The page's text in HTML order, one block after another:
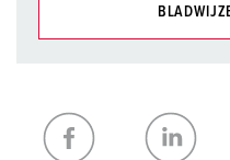
Mijn lijst